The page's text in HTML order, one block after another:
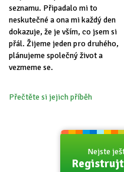
seznamu. Připadalo mi to
neskutečné a ona mi každý den
dokazuje, že je vším, co jsem si
přál. Žijeme jeden pro druhého,
plánujeme společný život a
vezmeme se.
Přečtěte si jejich příběh
Nejste